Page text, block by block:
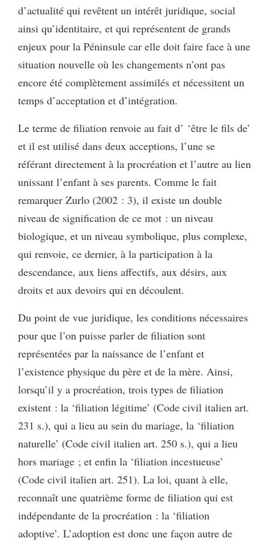
d’actualité qui revêtent un intérêt juridique, social
ainsi qu’identitaire, et qui représentent de grands
enjeux pour la Péninsule car elle doit faire face à une
situation nouvelle où les changements n’ont pas
encore été complètement assimilés et nécessitent un
temps d’acceptation et d’intégration.
Le terme de filiation renvoie au fait d’ ‘être le fils de’
et il est utilisé dans deux acceptions, l’une se
référant directement à la procréation et l’autre au lien
unissant l’enfant à ses parents. Comme le fait
remarquer Zurlo (2002 : 3), il existe un double
niveau de signification de ce mot : un niveau
biologique, et un niveau symbolique, plus complexe,
qui renvoie, ce dernier, à la participation à la
descendance, aux liens affectifs, aux désirs, aux
droits et aux devoirs qui en découlent.
Du point de vue juridique, les conditions nécessaires
pour que l’on puisse parler de filiation sont
représentées par la naissance de l’enfant et
l’existence physique du père et de la mère. Ainsi,
lorsqu’il y a procréation, trois types de filiation
existent : la ‘filiation légitime’ (Code civil italien art.
231 s.), qui a lieu au sein du mariage, la ‘filiation
naturelle’ (Code civil italien art. 250 s.), qui a lieu
hors mariage ; et enfin la ‘filiation incestueuse’
(Code civil italien art. 251). La loi, quant à elle,
reconnaît une quatrième forme de filiation qui est
indépendante de la procréation : la ‘filiation
adoptive’. L’adoption est donc une façon autre de